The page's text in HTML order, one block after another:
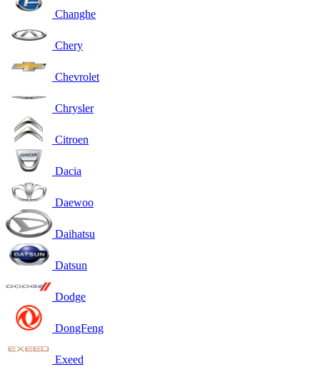
Changhe
Chery
Chevrolet
Chrysler
Citroen
Dacia
Daewoo
Daihatsu
Datsun
Dodge
DongFeng
Exeed